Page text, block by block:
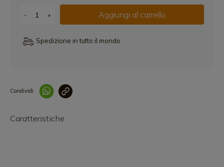
- + Aggiungi al carrello
Spedizione in tutto il mondo
Condividi
Caratteristiche